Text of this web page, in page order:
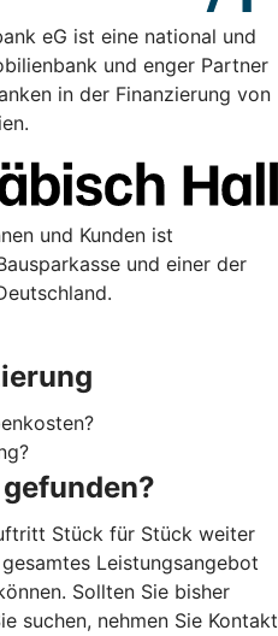
eG ist eine national und
und enger Partner
in der Finanzierung von
und Kunden ist
und einer der
Stück für Stück weiter
Leistungsangebot
Sollten Sie bisher
suchen, nehmen Sie Kontakt